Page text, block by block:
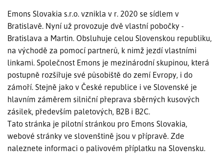
SLEDOVÁNÍ ZÁSILKY
POPTÁVKA PŘEPRAVY
Emons Slovakia s.r.o. vznikla v r. 2020 se sídlem v
Bratislavě. Nyní už provozuje dvě vlastní pobočky -
Bratislava a Martin. Obsluhuje celou Slovenskou republiku,
na východě za pomocí partnerů, k nimž jezdí vlastními
linkami. Společnost Emons je mezinárodní skupinou, která
postupně rozšiřuje své působiště do zemí Evropy, i do
zámoří. Stejně jako v České republice i ve Slovenské je
hlavním záměrem silniční přeprava sběrných kusových
zásilek, především paletových, B2B i B2C.
Tato stránka je pilotní stránkou pro Emons Slovakia,
webové stránky ve slovenštině jsou v přípravě. Zde
naleznete informaci o palivovém příplatku na Slovensku.